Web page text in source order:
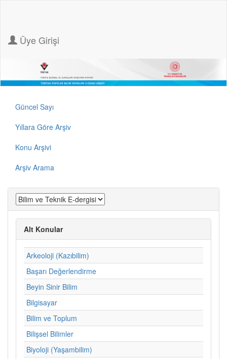
Üye Girişi
Güncel Sayı
Yıllara Göre Arşiv
Konu Arşivi
Arşiv Arama
Alt Konular
Arkeoloji (Kazıbilim)
Başarı Değerlendirme
Beyin Sinir Bilim
Bilgisayar
Bilim ve Toplum
Bilişsel Bilimler
Biyoloji (Yaşambilim)